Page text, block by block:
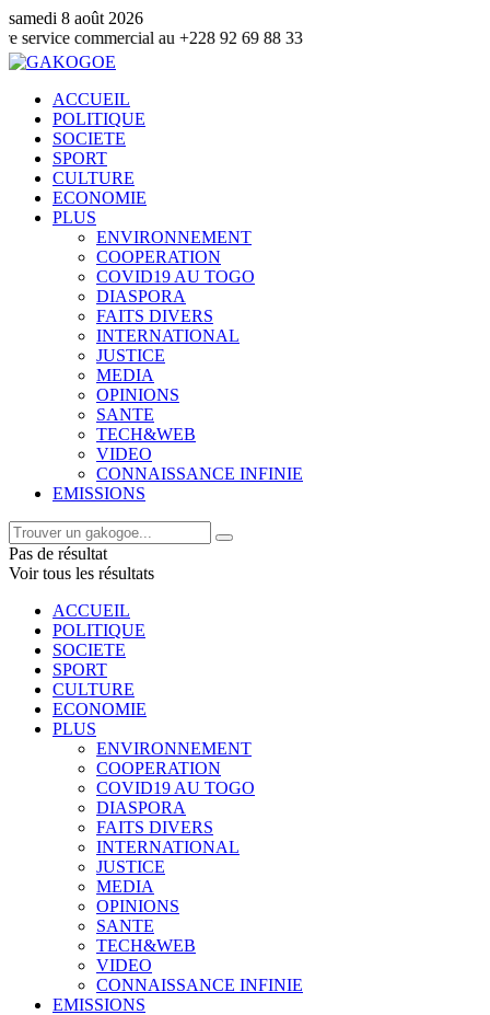
samedi 8 août 2026
au +228 92 69 88 33
ACCUEIL
POLITIQUE
SOCIETE
SPORT
CULTURE
ECONOMIE
PLUS
ENVIRONNEMENT
COOPERATION
COVID19 AU TOGO
DIASPORA
FAITS DIVERS
INTERNATIONAL
JUSTICE
MEDIA
OPINIONS
SANTE
TECH&WEB
VIDEO
CONNAISSANCE INFINIE
EMISSIONS
Pas de résultat
Voir tous les résultats
ACCUEIL
POLITIQUE
SOCIETE
SPORT
CULTURE
ECONOMIE
PLUS
ENVIRONNEMENT
COOPERATION
COVID19 AU TOGO
DIASPORA
FAITS DIVERS
INTERNATIONAL
JUSTICE
MEDIA
OPINIONS
SANTE
TECH&WEB
VIDEO
CONNAISSANCE INFINIE
EMISSIONS